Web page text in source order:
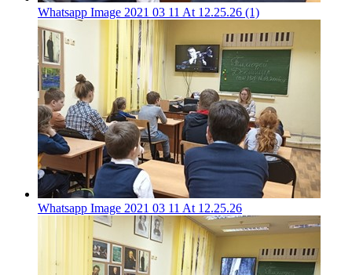
Whatsapp Image 2021 03 11 At 12.25.26 (1)
Whatsapp Image 2021 03 11 At 12.25.26